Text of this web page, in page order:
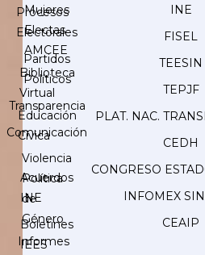
Procesos
Electorales
Partidos
Políticos
Transparencia
Comunicación
Acuerdos
INE
Boletines
IEES
Mujeres
Electas
AMCEE
Biblioteca
Virtual
Educación
Cívica
Violencia
Política
de
Género
Informes
INE
FISEL
TEESIN
TEPJF
PLAT. NAC.
CEDH
CONGRESO
INFOMEX
CEAIP